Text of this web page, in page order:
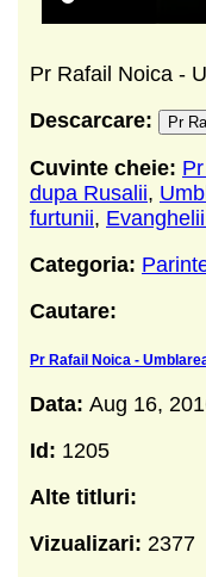
Pr Rafail Noica -
Descarcare:
Pr
Cuvinte cheie:
dupa Rusalii,
furtunii,
Categoria:
Cautare:
Pr Rafail Noica -
Data: Aug 16,
Id: 1205
Alte titluri:
Vizualizari: 2377